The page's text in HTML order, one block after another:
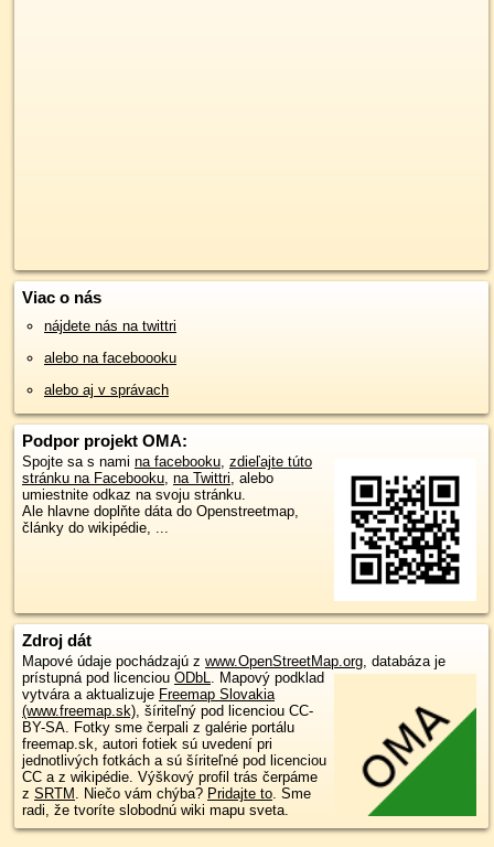
Viac o nás
nájdete nás na twittri
alebo na faceboooku
alebo aj v správach
Podpor projekt OMA:
Spojte sa s nami na facebooku, zdieľajte túto
stránku na Facebooku, na Twittri, alebo
umiestnite odkaz na svoju stránku.
Ale hlavne doplňte dáta do Openstreetmap,
články do wikipédie, ...
Zdroj dát
Mapové údaje pochádzajú z www.OpenStreetMap.org , databáza je
prístupná pod licenciou ODbL
Mapový podklad
vytvára a aktualizuje Freemap Slovakia
(www.freemap.sk) , šíriteľný pod licenciou CC-
BY-SA. Fotky sme čerpali z galérie portálu
freemap.sk, autori fotiek sú uvedení pri
jednotlivých fotkách a sú šíriteľné pod licenciou
CC a z wikipédie. Výškový profil trás čerpáme
z SRTM . Niečo vám chýba? Pridajte to . Sme
radi, že tvoríte slobodnú wiki mapu sveta.